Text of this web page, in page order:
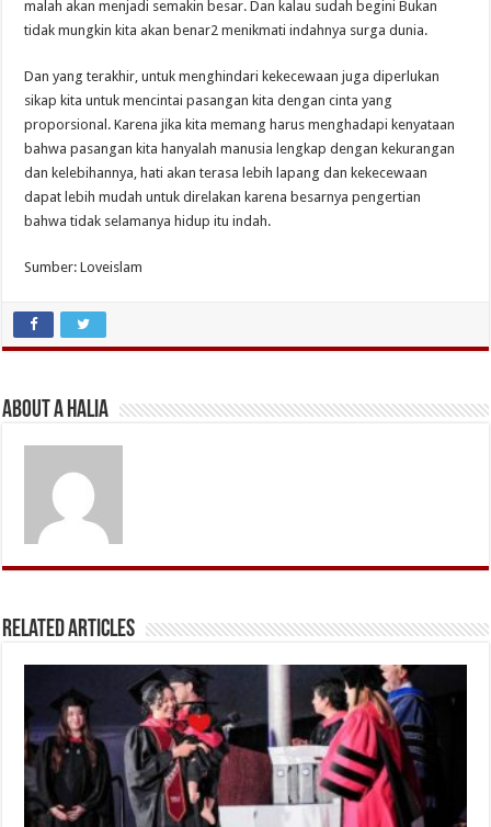
malah akan menjadi semakin besar. Dan kalau sudah begini Bukan
tidak mungkin kita akan benar2 menikmati indahnya surga dunia.
Dan yang terakhir, untuk menghindari kekecewaan juga diperlukan
sikap kita untuk mencintai pasangan kita dengan cinta yang
proporsional. Karena jika kita memang harus menghadapi kenyataan
bahwa pasangan kita hanyalah manusia lengkap dengan kekurangan
dan kelebihannya, hati akan terasa lebih lapang dan kekecewaan
dapat lebih mudah untuk direlakan karena besarnya pengertian
bahwa tidak selamanya hidup itu indah.
Sumber: Loveislam
About A Halia
Related Articles